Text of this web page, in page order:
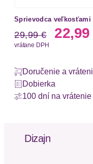
Sprievodca veľkosťami
Stará cena
29,99 € Nová
22,99
vrátane DPH
Doručenie a
Dobierka
100 dní na vrátenie
Dizajn